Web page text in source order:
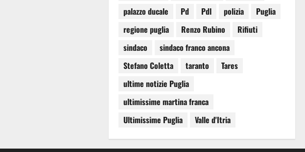
palazzo ducale
Pd Pdl polizia
Puglia
regione puglia
Renzo Rubino
Rifiuti
sindaco
sindaco franco ancona
Stefano Coletta
taranto
Tares
ultime notizie Puglia
ultimissime martina franca
Ultimissime Puglia
Valle d'Itria